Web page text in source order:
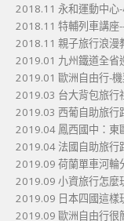
2018.11 永和運動中心
2018.11 特輔列車講座
2018.11 親子旅行浪漫
2019.01 九州鐵道全省
2019.01 歐洲自由行-
2019.03 台大背包旅行
2019.03 西葡自助旅行
2019.04 鳳西國中：東
2019.04 法國自助旅行
2019.09 荷蘭單車河輪
2019.09 小資旅行怎麼
2019.09 日本四國這樣
2019.09 歐洲自由行很